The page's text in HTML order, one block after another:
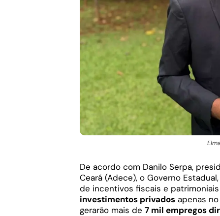
De acordo com Danilo Serpa,
Ceará (Adece), o Governo
de incentivos fiscais e
investimentos privados apenas
gerarão mais de 7 mil empregos